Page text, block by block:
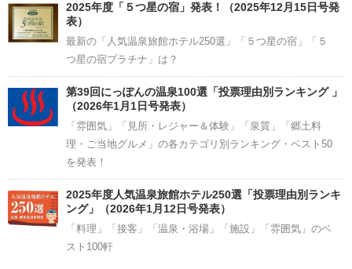
2025年度「５つ星の宿」発表！（2025年12月15日号発
表）
最新の「人気温泉旅館ホテル250選」「５つ星の宿」「５
つ星の宿プラチナ」は？
第39回にっぽんの温泉100選「投票理由別ランキング 」
（2026年1月1日号発表）
「雰囲気」「見所・レジャー＆体験」「泉質」「郷土料
理・ご当地グルメ」の各カテゴリ別ランキング・ベスト50
を発表！
2025年度人気温泉旅館ホテル250選「投票理由別ランキ
ング」（2026年1月12日号発表）
「料理」「接客」「温泉・浴場」「施設」「雰囲気」のベ
スト100軒